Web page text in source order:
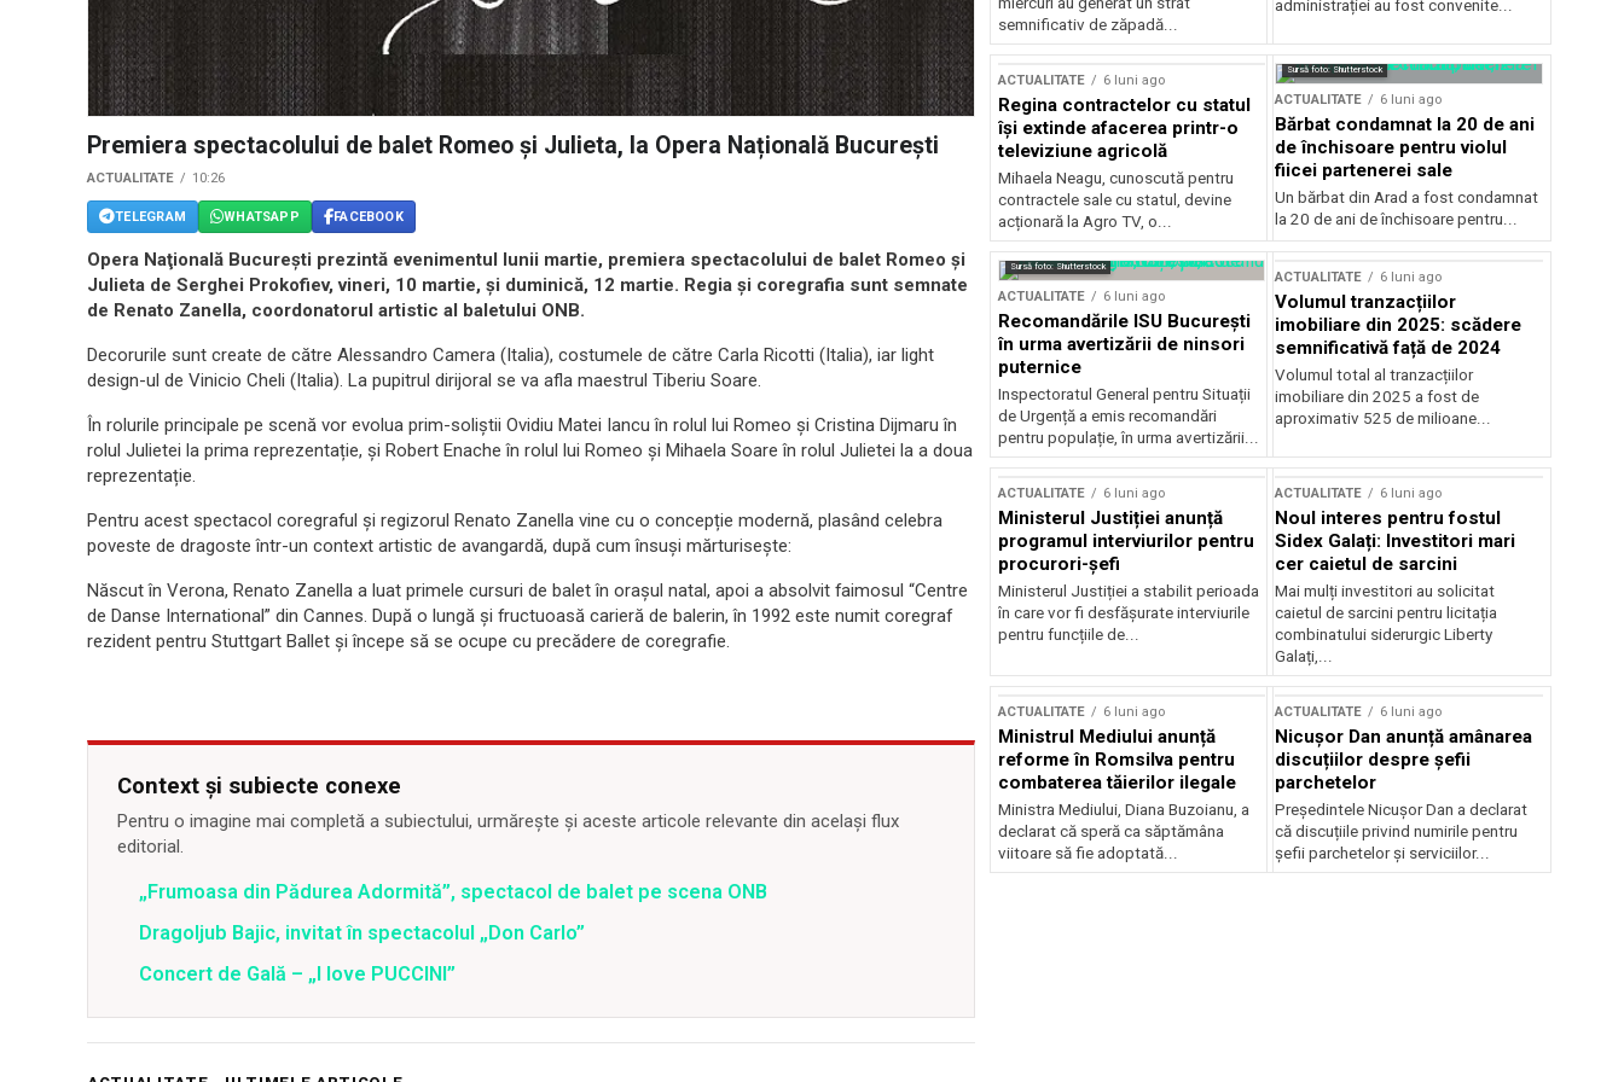
Premiera spectacolului de balet Romeo şi Julieta, la Opera Națională București
ACTUALITATE 10:26
TELEGRAM WHATSAPP FACEBOOK
Opera Naţională Bucureşti prezintă evenimentul lunii martie, premiera spectacolului de balet Romeo şi
Julieta de Serghei Prokofiev, vineri, 10 martie, şi duminică, 12 martie. Regia şi coregrafia sunt semnate
de Renato Zanella, coordonatorul artistic al baletului ONB.
Decorurile sunt create de către Alessandro Camera (Italia), costumele de către Carla Ricotti (Italia), iar light
design-ul de Vinicio Cheli (Italia). La pupitrul dirijoral se va afla maestrul Tiberiu Soare.
În rolurile principale pe scenă vor evolua prim-soliștii Ovidiu Matei Iancu în rolul lui Romeo și Cristina Dijmaru în
rolul Julietei la prima reprezentație, și Robert Enache în rolul lui Romeo și Mihaela Soare în rolul Julietei la a doua
reprezentație.
Pentru acest spectacol coregraful și regizorul Renato Zanella vine cu o concepție modernă, plasând celebra
poveste de dragoste într-un context artistic de avangardă, după cum însuși mărturisește:
Născut în Verona, Renato Zanella a luat primele cursuri de balet în orașul natal, apoi a absolvit faimosul “Centre
de Danse International” din Cannes. După o lungă și fructuoasă carieră de balerin, în 1992 este numit coregraf
rezident pentru Stuttgart Ballet și începe să se ocupe cu precădere de coregrafie.
Context și subiecte conexe
Pentru o imagine mai completă a subiectului, urmărește și aceste articole relevante din același flux
editorial.
„Frumoasa din Pădurea Adormită”, spectacol de balet pe scena ONB
Dragoljub Bajic, invitat în spectacolul „Don Carlo”
Concert de Gală – „I love PUCCINI”
semnificativ de zăpadă...
administrației au fost convenite...
ACTUALITATE 6 luni ago
Regina contractelor cu statul
își extinde afacerea printr-o
televiziune agricolă
Mihaela Neagu, cunoscută pentru
contractele sale cu statul, devine
acționară la Agro TV, o...
Sursă foto: Shutterstock
ACTUALITATE 6 luni ago
Bărbat condamnat la 20 de ani
de închisoare pentru violul
fiicei partenerei sale
Un bărbat din Arad a fost condamnat
la 20 de ani de închisoare pentru...
Sursă foto: Shutterstock
ACTUALITATE 6 luni ago
Recomandările ISU București
în urma avertizării de ninsori
puternice
Inspectoratul General pentru Situații
de Urgență a emis recomandări
pentru populație, în urma avertizării...
ACTUALITATE 6 luni ago
Volumul tranzacțiilor
imobiliare din 2025: scădere
semnificativă față de 2024
Volumul total al tranzacțiilor
imobiliare din 2025 a fost de
aproximativ 525 de milioane...
ACTUALITATE 6 luni ago
Ministerul Justiției anunță
programul interviurilor pentru
procurori-șefi
Ministerul Justiției a stabilit perioada
în care vor fi desfășurate interviurile
pentru funcțiile de...
ACTUALITATE 6 luni ago
Noul interes pentru fostul
Sidex Galați: Investitori mari
cer caietul de sarcini
Mai mulți investitori au solicitat
caietul de sarcini pentru licitația
combinatului siderurgic Liberty
Galați,...
ACTUALITATE 6 luni ago
Ministrul Mediului anunță
reforme în Romsilva pentru
combaterea tăierilor ilegale
Ministra Mediului, Diana Buzoianu, a
declarat că speră ca săptămâna
viitoare să fie adoptată...
ACTUALITATE 6 luni ago
Nicușor Dan anunță amânarea
discuțiilor despre șefii
parchetelor
Președintele Nicușor Dan a declarat
că discuțiile privind numirile pentru
șefii parchetelor și serviciilor...